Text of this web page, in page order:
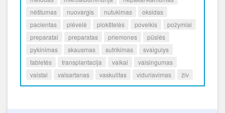
nėštumas
nuovargis nutukimas
oksidas
pacientas
plėvelė plokštelės poveikis
požymiai
preparatai
preparatas priemones
pūslės
pykinimas
skausmas sutrikimas
svaigulys
tabletės
transplantacija vaikai
vaisingumas
vaistai
valsartanas vaskulitas viduriavimas živ